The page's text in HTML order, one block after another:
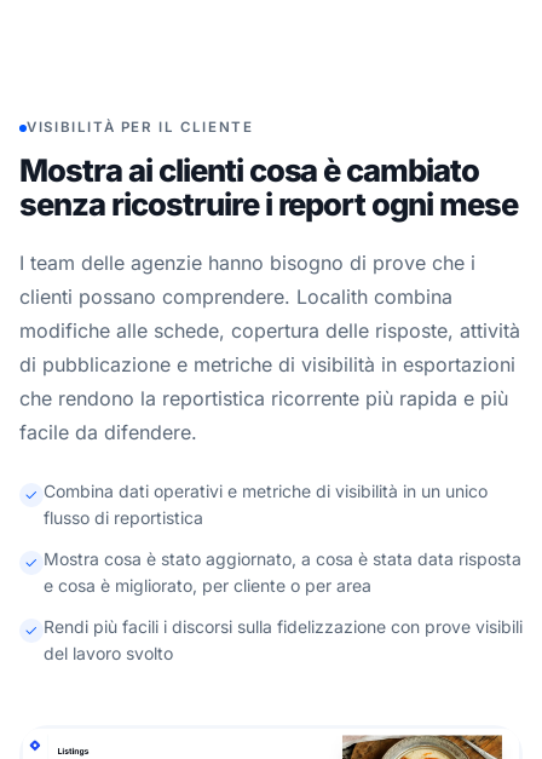
VISIBILITÀ PER IL CLIENTE
Mostra ai clienti cosa è cambiato
senza ricostruire i report ogni mese
I team delle agenzie hanno bisogno di prove che i
clienti possano comprendere. Localith combina
modifiche alle schede, copertura delle risposte, attività
di pubblicazione e metriche di visibilità in esportazioni
che rendono la reportistica ricorrente più rapida e più
facile da difendere.
Combina dati operativi e metriche di visibilità in un unico
flusso di reportistica
Mostra cosa è stato aggiornato, a cosa è stata data risposta
e cosa è migliorato, per cliente o per area
Rendi più facili i discorsi sulla fidelizzazione con prove visibili
del lavoro svolto